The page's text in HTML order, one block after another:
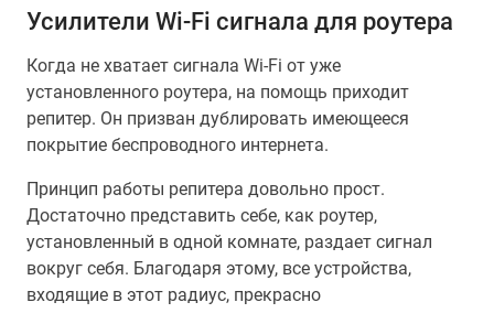
Усилители Wi-Fi сигнала для роутера
Когда не хватает сигнала Wi-Fi от уже
установленного роутера, на помощь приходит
репитер. Он призван дублировать имеющееся
покрытие беспроводного интернета.
Принцип работы репитера довольно прост.
Достаточно представить себе, как роутер,
установленный в одной комнате, раздает сигнал
вокруг себя. Благодаря этому, все устройства,
входящие в этот радиус, прекрасно